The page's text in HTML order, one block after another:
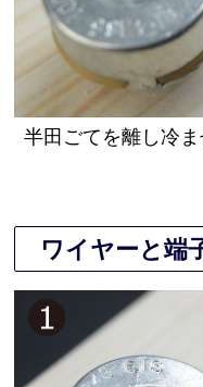
半田ごてを離し冷ま
ワイヤーと端